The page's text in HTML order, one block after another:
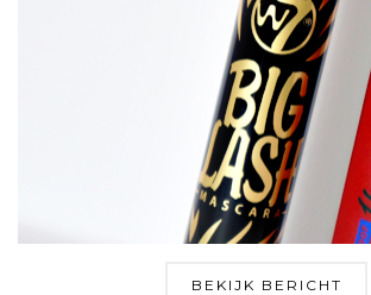
BEKIJK BERICHT